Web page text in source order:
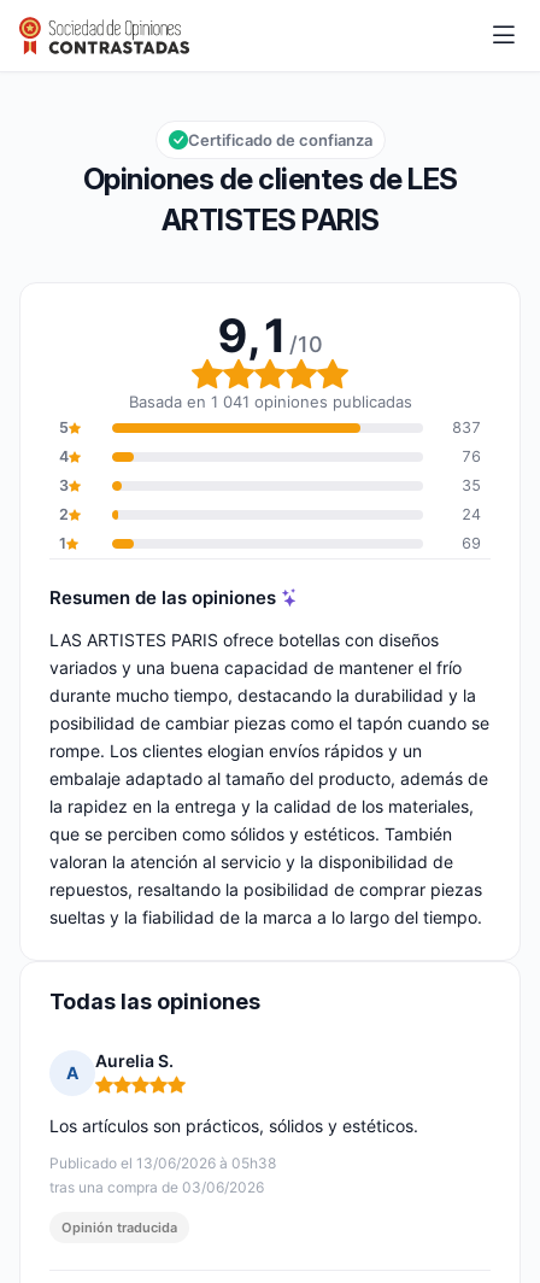
LES ARTISTES PARIS
Calificación global: 9,1 de 10
9,1/10
Opiniones de clientes de LES
ARTISTES PARIS
Certificado de confianza
9,1 /10
Calificación global: 9,1
Basada en 1 041 opiniones publicadas
5
837
4
76
3
35
2
24
1
69
Resumen de las opiniones
LAS ARTISTES PARIS ofrece botellas con diseños
variados y una buena capacidad de mantener el frío
durante mucho tiempo, destacando la durabilidad y la
posibilidad de cambiar piezas como el tapón cuando se
rompe. Los clientes elogian envíos rápidos y un
embalaje adaptado al tamaño del producto, además de
la rapidez en la entrega y la calidad de los materiales,
que se perciben como sólidos y estéticos. También
valoran la atención al servicio y la disponibilidad de
repuestos, resaltando la posibilidad de comprar piezas
sueltas y la fiabilidad de la marca a lo largo del tiempo.
Todas las opiniones
A
Aurelia S.
Nota: 5 de 5
Publicado el 13/06/2026 à 05h38
tras una compra de 03/06/2026
Los artículos son prácticos, sólidos y estéticos.
Opinión traducida